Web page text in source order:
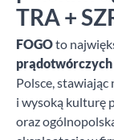
TRA +
FOGOto
prądotwórczych
Polsce,
i wysoką kulturę
oraz